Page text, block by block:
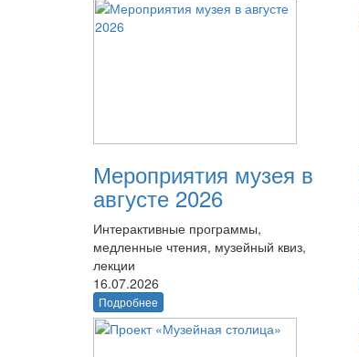
Мероприятия музея в
августе 2026
Интерактивные программы,
медленные чтения, музейный квиз,
лекции
16.07.2026
Подробнее